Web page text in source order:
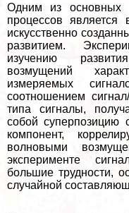
Одним из основных
процессов является
искусственно
развитием.
изучению
возмущений
измеряемых
соотношением
типа сигналы,
собой суперпозицию
компонент,
волновыми
эксперименте
большие трудности,
случайной